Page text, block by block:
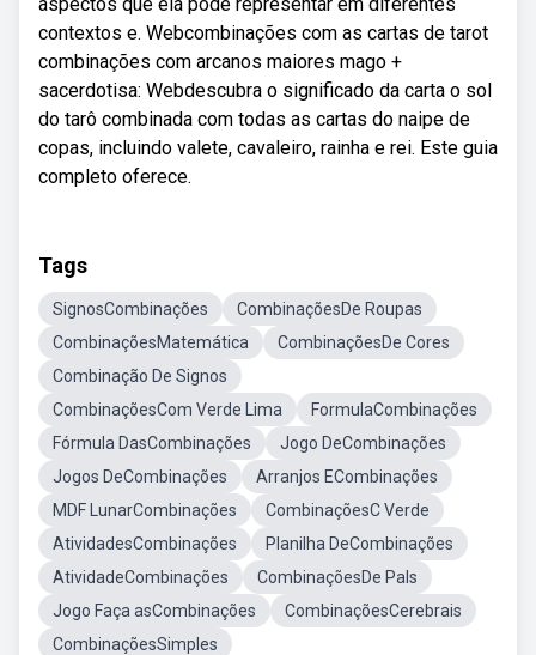
contextos e. Webcombinações com as cartas de tarot
combinações com arcanos maiores mago +
sacerdotisa: Webdescubra o significado da carta o sol
do tarô combinada com todas as cartas do naipe de
copas, incluindo valete, cavaleiro, rainha e rei. Este guia
completo oferece.
Tags
SignosCombinações
CombinaçõesDe Roupas
CombinaçõesMatemática
CombinaçõesDe Cores
Combinação De Signos
CombinaçõesCom Verde Lima
FormulaCombinações
Fórmula DasCombinações
Jogo DeCombinações
Jogos DeCombinações
Arranjos ECombinações
MDF LunarCombinações
CombinaçõesC Verde
AtividadesCombinações
Planilha DeCombinações
AtividadeCombinações
CombinaçõesDe Pals
Jogo Faça asCombinações
CombinaçõesCerebrais
CombinaçõesSimples